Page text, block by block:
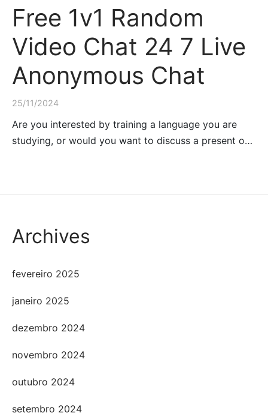
Free 1v1 Random
Video Chat 24 7 Live
Anonymous Chat
25/11/2024
Are you interested by training a language you are
studying, or would you want to discuss a present o…
Archives
fevereiro 2025
janeiro 2025
dezembro 2024
novembro 2024
outubro 2024
setembro 2024